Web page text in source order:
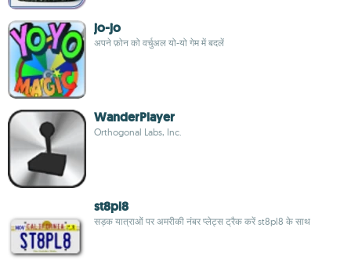
jo-jo
अपने फ़ोन को वर्चुअल यो-यो गेम में बदलें
WanderPlayer
Orthogonal Labs, Inc.
st8pl8
सड़क यात्राओं पर अमरीकी नंबर प्लेट्स ट्रैक करें st8pl8 के साथ